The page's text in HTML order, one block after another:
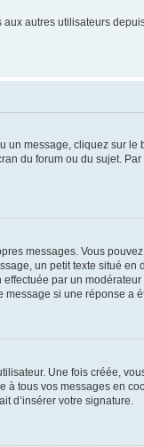
autres utilisateurs
message, cliquez sur
du forum ou du sujet.
messages. Vous
un petit texte situé
par un
si une réponse a
Une fois créée,
tous vos messages en
d’insérer votre signature.